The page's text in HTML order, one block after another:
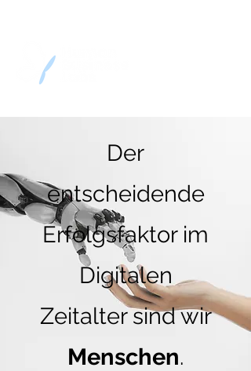
Der
entscheidende
Erfolgsfaktor im
Digitalen
Zeitalter sind wir
Menschen.